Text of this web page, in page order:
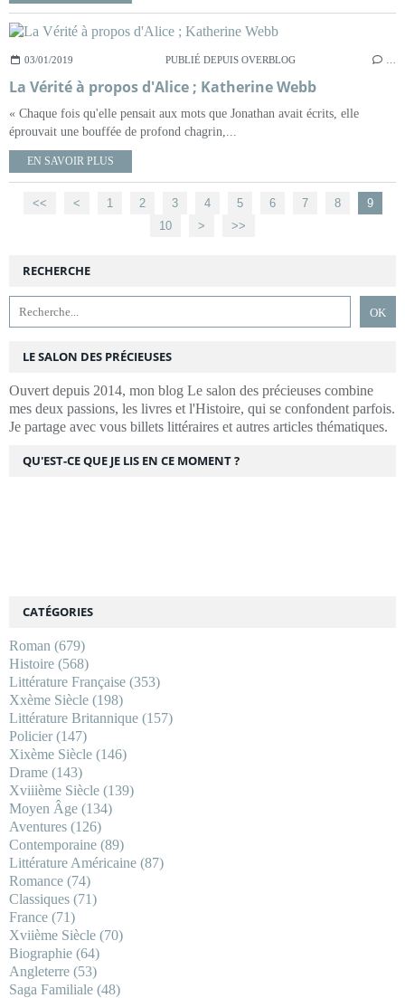
03/01/2019 PUBLIÉ DEPUIS OVERBLOG
La Vérité à propos d'Alice ; Katherine Webb
« Chaque fois qu'elle pensait aux mots que Jonathan avait écrits, elle
éprouvait une bouffée de profond chagrin,...
EN SAVOIR PLUS
<< < 1 2 3 4 5 6 7 8
9
10
> >>
RECHERCHE
LE SALON DES PRÉCIEUSES
Ouvert depuis 2014, mon blog Le salon des précieuses combine
mes deux passions, les livres et l'Histoire, qui se confondent parfois.
Je partage avec vous billets littéraires et autres articles thématiques.
CATÉGORIES
Roman (679)
Histoire (568)
Littérature Française (353)
Xxème Siècle (198)
Littérature Britannique (157)
Policier(147)
Xixème Siècle (146)
Drame (143)
Xviiième Siècle (139)
Moyen Âge (134)
Aventures (126)
Contemporaine (89)
Littérature Américaine (87)
Romance (74)
Classiques (71)
France (71)
Xviième Siècle (70)
Biographie (64)
Angleterre (53)
Saga Familiale (48)
QU'EST-CE QUE JE LIS EN CE MOMENT ?